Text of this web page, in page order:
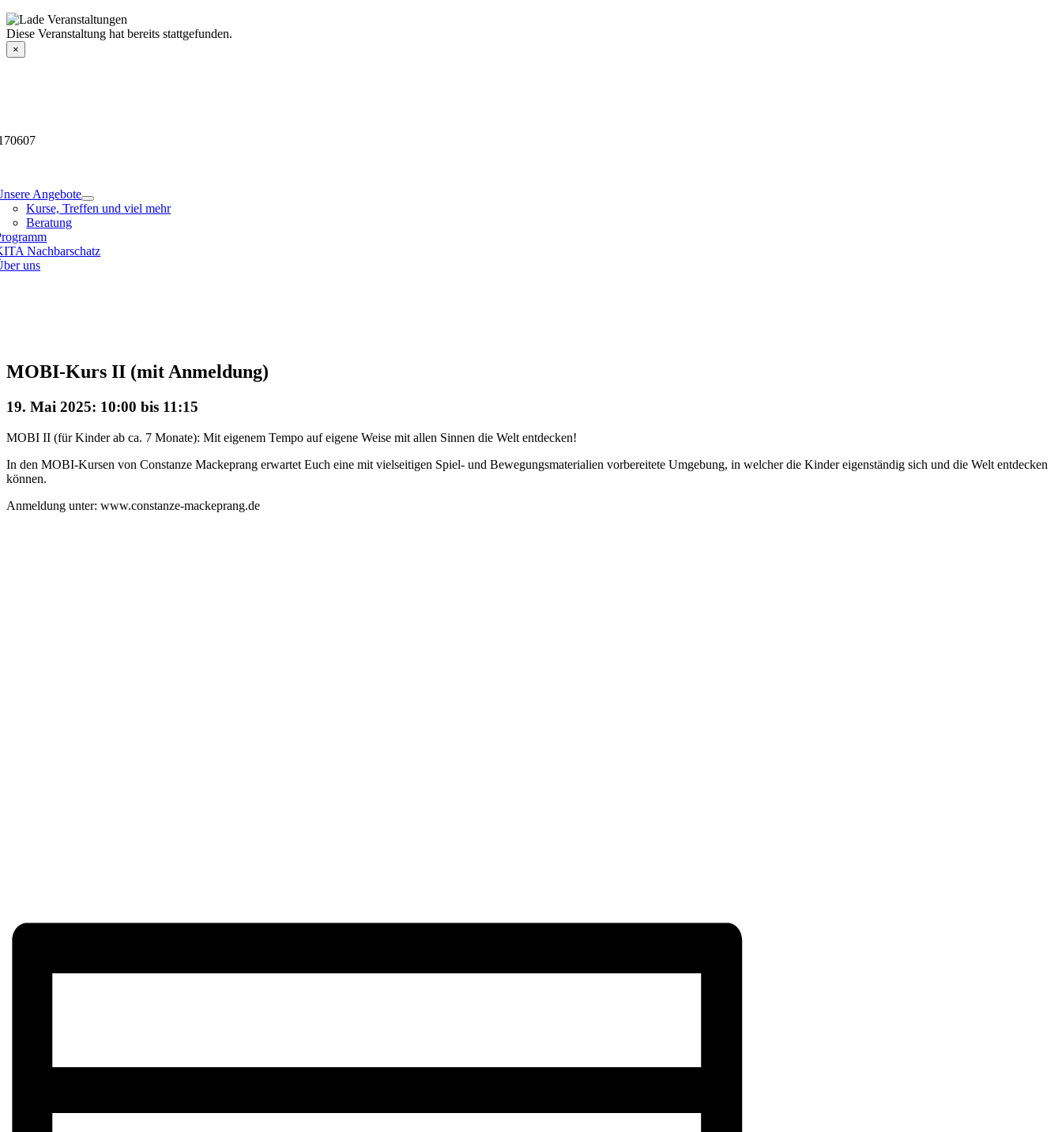
Skip
to
content
Angebote
Kurse, Treffen und viel mehr
Beratung
Nachbarschatz
uns
Veranstaltungsdetails
Diese Veranstaltung hat bereits stattgefunden.
×
MOBI-Kurs II (mit Anmeldung)
19. Mai 2025: 10:00 bis 11:15
MOBI II (für Kinder ab ca. 7 Monate): Mit eigenem Tempo auf eigene Weise mit allen Sinnen die Welt entdecken!
In den MOBI-Kursen von Constanze Mackeprang erwartet Euch eine mit vielseitigen Spiel- und Bewegungsmaterialien vorbereitete Umgebung, in welcher die Kinder eigenständig sich und die Welt entdecken
können.
Anmeldung unter: www.constanze-mackeprang.de